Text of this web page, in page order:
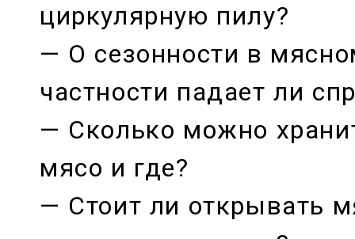
циркулярную пилу?
— О сезонности в
частности падает ли
— Сколько можно
мясо и где?
— Стоит ли открывать